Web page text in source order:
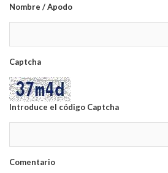
Nombre / Apodo
Captcha
Introduce el código Captcha
Comentario